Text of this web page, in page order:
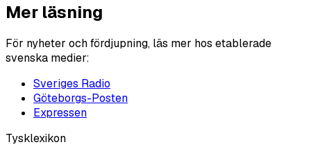
Mer läsning
För nyheter och fördjupning, läs mer hos etablerade
svenska medier:
Sveriges Radio
Göteborgs-Posten
Expressen
Tysklexikon